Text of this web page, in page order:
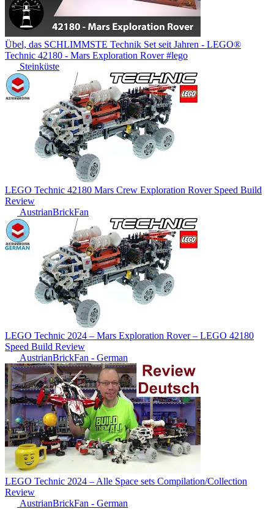
Übel, das SCHLIMMSTE Technik Set seit Jahren - LEGO®
Technic 42180 - Mars Exploration Rover #lego
Steinküste
LEGO Technic 42180 Mars Crew Exploration Rover Speed Build
Review
AustrianBrickFan
LEGO Technic 2024 – Mars Exploration Rover – LEGO 42180
Speed Build Review
AustrianBrickFan - German
LEGO Technic 2024 – Alle Space sets Compilation/Collection
Review
AustrianBrickFan - German